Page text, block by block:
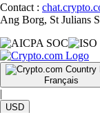
Contact :
Ang Borg, St Julians
Français
|
USD